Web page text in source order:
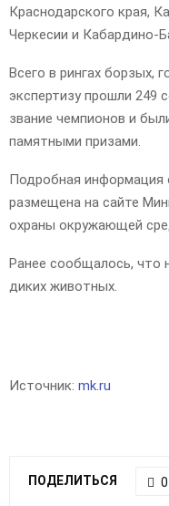
Краснодарского края,
Черкесии и Кабардино-
Всего в рингах борзых,
экспертизу прошли 249
звание чемпионов и
памятными призами.
Подробная информация
размещена на сайте
охраны окружающей
Ранее сообщалось, что
диких животных.
Источник: mk.ru
ПОДЕЛИТЬСЯ 0